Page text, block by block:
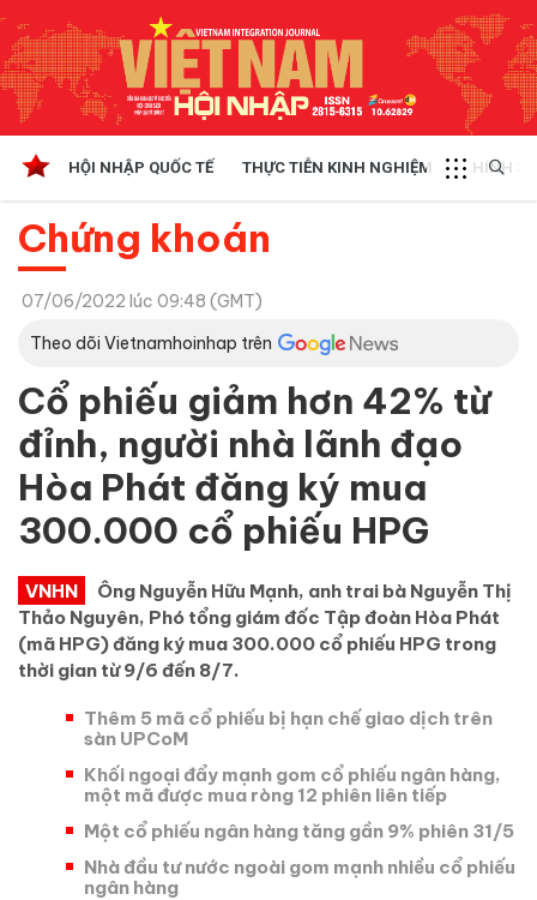
HỘI NHẬP QUỐC TẾ THỰC TIỄN KINH NGHIỆM CHÍNH
Chứng khoán
07/06/2022 lúc 09:48 (GMT)
Theo dõi Vietnamhoinhap trên
Cổ phiếu giảm hơn 42% từ
đỉnh, người nhà lãnh đạo
Hòa Phát đăng ký mua
300.000 cổ phiếu HPG
VNHN
Ông Nguyễn Hữu Mạnh, anh trai bà Nguyễn Thị
Thảo Nguyên, Phó tổng giám đốc Tập đoàn Hòa Phát
(mã HPG) đăng ký mua 300.000 cổ phiếu HPG trong
thời gian từ 9/6 đến 8/7.
Thêm 5 mã cổ phiếu bị hạn chế giao dịch trên
sàn UPCoM
Khối ngoại đẩy mạnh gom cổ phiếu ngân hàng,
một mã được mua ròng 12 phiên liên tiếp
Một cổ phiếu ngân hàng tăng gần 9% phiên 31/5
Nhà đầu tư nước ngoài gom mạnh nhiều cổ phiếu
ngân hàng